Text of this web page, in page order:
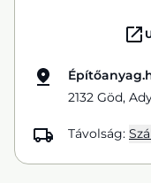
2132 Göd,
Távolság: